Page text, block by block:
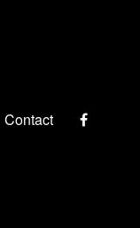
Contact